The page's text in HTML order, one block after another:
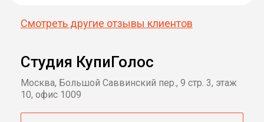
Смотреть другие отзывы клиентов
Студия КупиГолос
Москва, Большой Саввинский пер., 9 стр. 3, этаж
10, офис 1009